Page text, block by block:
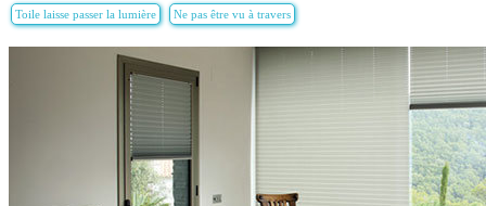
Toile laisse passer la lumière Ne pas être vu à travers